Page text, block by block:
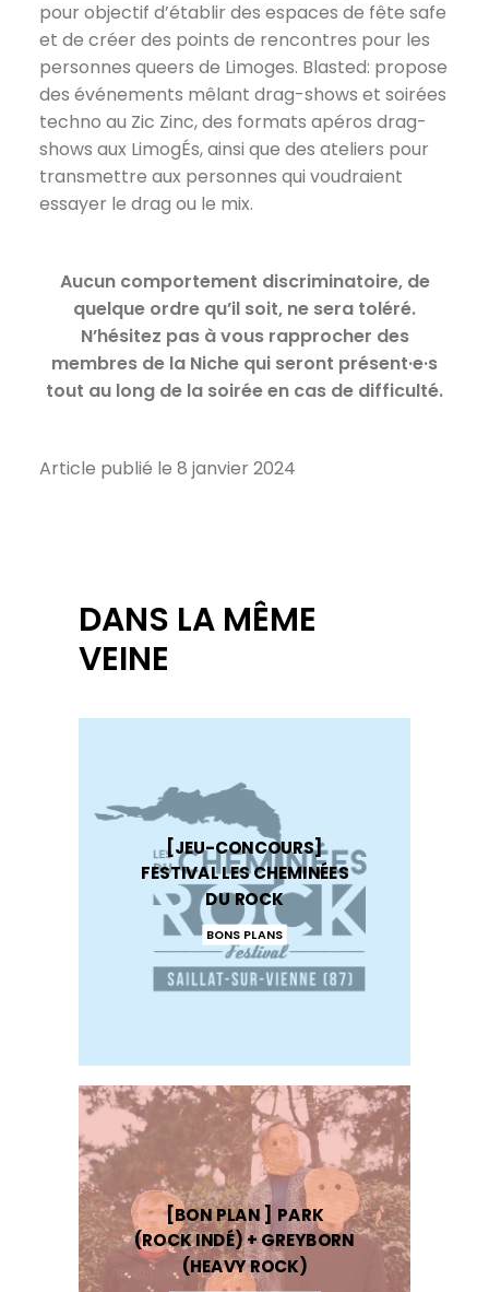
pour objectif d’établir des espaces de fête safe
et de créer des points de rencontres pour les
personnes queers de Limoges. Blasted: propose
des événements mêlant drag-shows et soirées
techno au Zic Zinc, des formats apéros drag-
shows aux LimogÉs, ainsi que des ateliers pour
transmettre aux personnes qui voudraient
essayer le drag ou le mix.
Aucun comportement discriminatoire, de
quelque ordre qu’il soit, ne sera toléré.
N’hésitez pas à vous rapprocher des
membres de la Niche qui seront présent·e·s
tout au long de la soirée en cas de difficulté.
Article publié le 8 janvier 2024
DANS LA MÊME
VEINE
[JEU-CONCOURS]
FESTIVAL LES CHEMINÉES
DU ROCK
BONS PLANS
[BON PLAN ] PARK
(ROCK INDÉ) + GREYBORN
(HEAVY ROCK)